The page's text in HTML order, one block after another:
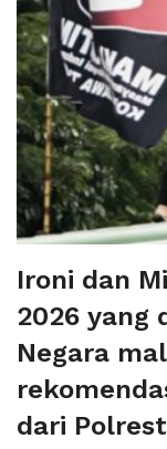
Ironi dan
2026 yang
Negara
dari